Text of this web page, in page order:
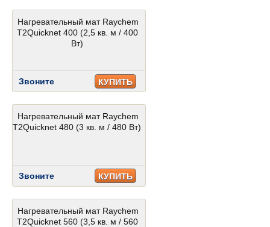
Нагревательный мат Raychem
T2Quicknet 400 (2,5 кв. м / 400
Вт)
Звоните КУПИТЬ
Нагревательный мат Raychem
T2Quicknet 480 (3 кв. м / 480 Вт)
Звоните КУПИТЬ
Нагревательный мат Raychem
T2Quicknet 560 (3,5 кв. м / 560